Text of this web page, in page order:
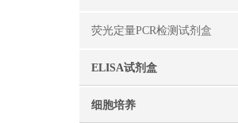
荧光定量PCR检测试剂盒
ELISA试剂盒
细胞培养